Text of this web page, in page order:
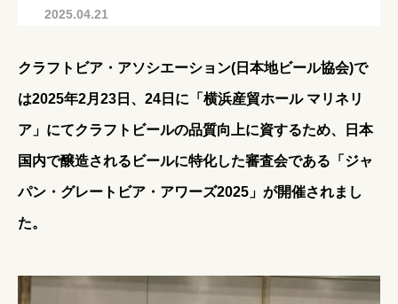
2025.04.21
クラフトビア・アソシエーション(⽇本地ビール協会)で
は2025年2⽉23⽇、24⽇に「横浜産貿ホール マリネリ
ア」にてクラフトビールの品質向上に資するため、⽇本
国内で醸造されるビールに特化した審査会である「ジャ
パン・グレートビア・アワーズ2025」が開催されまし
た。